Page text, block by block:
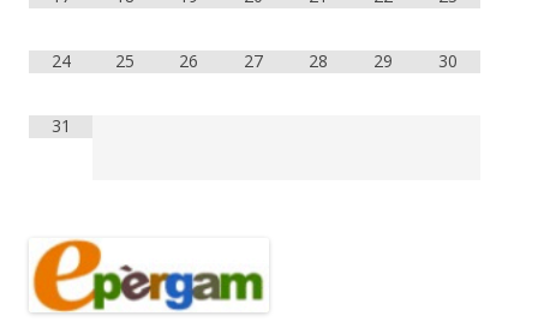
24 25 26 27 28 29 30
31